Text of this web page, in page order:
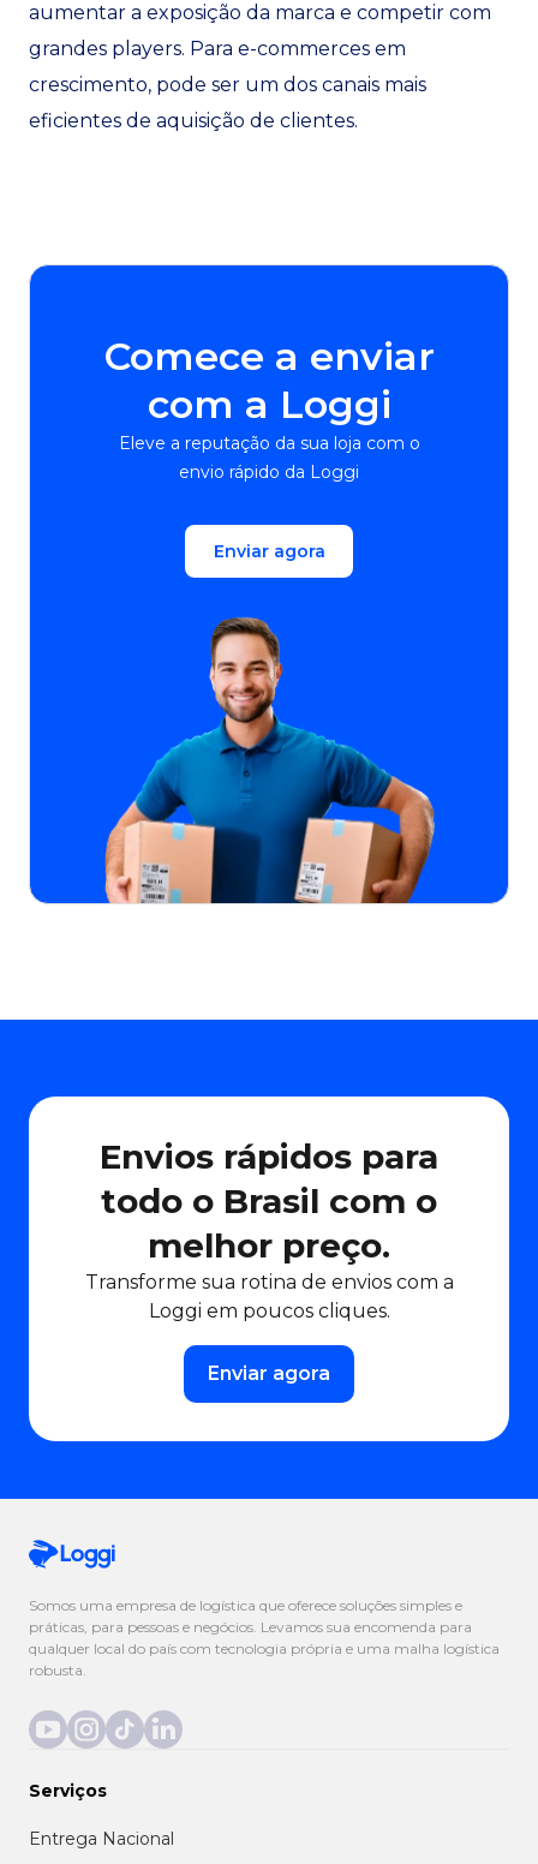
aumentar a exposição da marca e competir com
grandes players. Para e-commerces em
crescimento, pode ser um dos canais mais
eficientes de aquisição de clientes.
Comece a enviar
com a Loggi
Eleve a reputação da sua loja com o
envio rápido da Loggi
Enviar agora
Envios rápidos para
todo o Brasil com o
melhor preço.
Transforme sua rotina de envios com a
Loggi em poucos cliques.
Enviar agora
Somos uma empresa de logística que oferece soluções simples e
práticas, para pessoas e negócios. Levamos sua encomenda para
qualquer local do país com tecnologia própria e uma malha logística
robusta.
Serviços
Entrega Nacional